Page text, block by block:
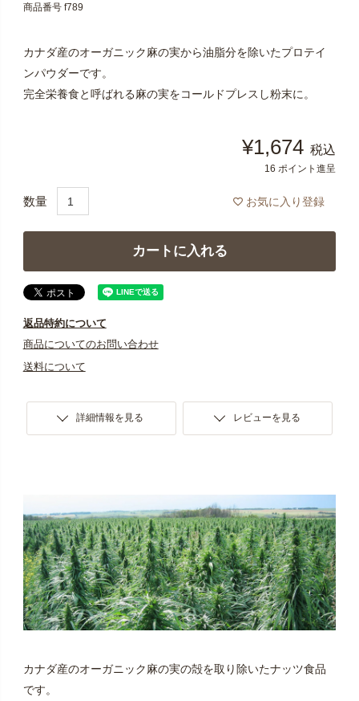
商品番号 f789
カナダ産のオーガニック麻の実から油脂分を除いたプロテイ
ンパウダーです。
完全栄養食と呼ばれる麻の実をコールドプレスし粉末に。
¥1,674 税込
16 ポイント進呈
お気に入り登録
カートに入れる
返品特約について
商品についてのお問い合わせ
送料について
詳細情報を見る レビューを見る
カナダ産のオーガニック麻の実の殻を取り除いたナッツ食品
です。